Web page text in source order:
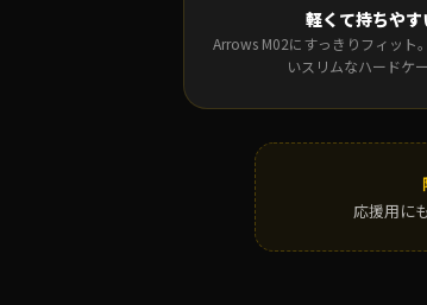
軽くて持ちやす
Arrows M02にすっきりフィット
いスリムなハードケー
応援用に